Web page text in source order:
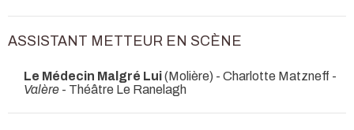
ASSISTANT METTEUR EN SCÈNE
Le Médecin Malgré Lui(Molière) - Charlotte Matzneff -
Valère - Théâtre Le Ranelagh